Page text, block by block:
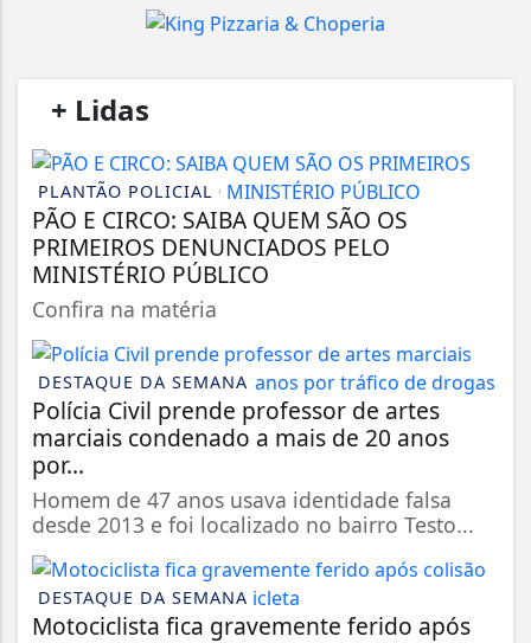
+ Lidas
PLANTÃO POLICIAL
PÃO E CIRCO: SAIBA QUEM SÃO OS
PRIMEIROS DENUNCIADOS PELO
MINISTÉRIO PÚBLICO
Confira na matéria
DESTAQUE DA SEMANA
Polícia Civil prende professor de artes
marciais condenado a mais de 20 anos
por...
Homem de 47 anos usava identidade falsa
desde 2013 e foi localizado no bairro Testo...
DESTAQUE DA SEMANA
Motociclista fica gravemente ferido após